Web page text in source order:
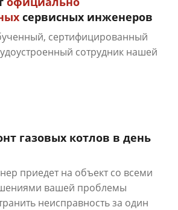
сервисных инженеров
сертифицированный
сотрудник нашей
газовых котлов в день
приедет на объект со всеми
вашей проблемы
неисправность за один